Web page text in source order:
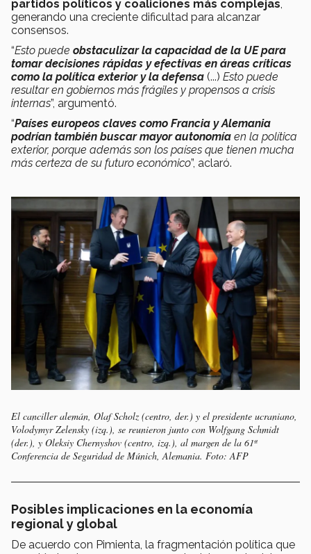
partidos políticos y coaliciones más complejas,
generando una creciente dificultad para alcanzar
consensos.
“Esto puede obstaculizar la capacidad de la UE para
tomar decisiones rápidas y efectivas en áreas críticas
como la política exterior y la defensa (...) Esto puede
resultar en gobiernos más frágiles y propensos a crisis
internas”, argumentó.
“Países europeos claves como Francia y Alemania
podrían también buscar mayor autonomía en la política
exterior, porque además son los países que tienen mucha
más certeza de su futuro económico”, aclaró.
El canciller alemán, Olaf Scholz (centro, der.) y el presidente ucraniano,
Volodymyr Zelensky (izq.), se reunieron junto con Wolfgang Schmidt
(der.), y Oleksiy Chernyshov (centro, izq.), al margen de la 61ª
Conferencia de Seguridad de Múnich, Alemania. Foto: AFP
Posibles implicaciones en la economía
regional y global
De acuerdo con Pimienta, la fragmentación política que